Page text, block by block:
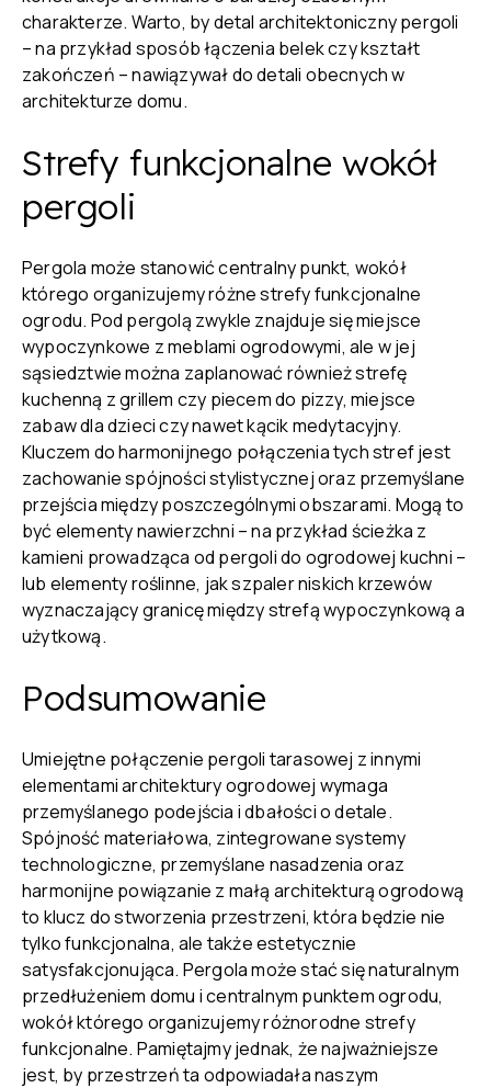
charakterze. Warto, by detal architektoniczny pergoli
– na przykład sposób łączenia belek czy kształt
zakończeń – nawiązywał do detali obecnych w
architekturze domu.
Strefy funkcjonalne wokół
pergoli
Pergola może stanowić centralny punkt, wokół
którego organizujemy różne strefy funkcjonalne
ogrodu. Pod pergolą zwykle znajduje się miejsce
wypoczynkowe z meblami ogrodowymi, ale w jej
sąsiedztwie można zaplanować również strefę
kuchenną z grillem czy piecem do pizzy, miejsce
zabaw dla dzieci czy nawet kącik medytacyjny.
Kluczem do harmonijnego połączenia tych stref jest
zachowanie spójności stylistycznej oraz przemyślane
przejścia między poszczególnymi obszarami. Mogą to
być elementy nawierzchni – na przykład ścieżka z
kamieni prowadząca od pergoli do ogrodowej kuchni –
lub elementy roślinne, jak szpaler niskich krzewów
wyznaczający granicę między strefą wypoczynkową a
użytkową.
Podsumowanie
Umiejętne połączenie pergoli tarasowej z innymi
elementami architektury ogrodowej wymaga
przemyślanego podejścia i dbałości o detale.
Spójność materiałowa, zintegrowane systemy
technologiczne, przemyślane nasadzenia oraz
harmonijne powiązanie z małą architekturą ogrodową
to klucz do stworzenia przestrzeni, która będzie nie
tylko funkcjonalna, ale także estetycznie
satysfakcjonująca. Pergola może stać się naturalnym
przedłużeniem domu i centralnym punktem ogrodu,
wokół którego organizujemy różnorodne strefy
funkcjonalne. Pamiętajmy jednak, że najważniejsze
jest, by przestrzeń ta odpowiadała naszym